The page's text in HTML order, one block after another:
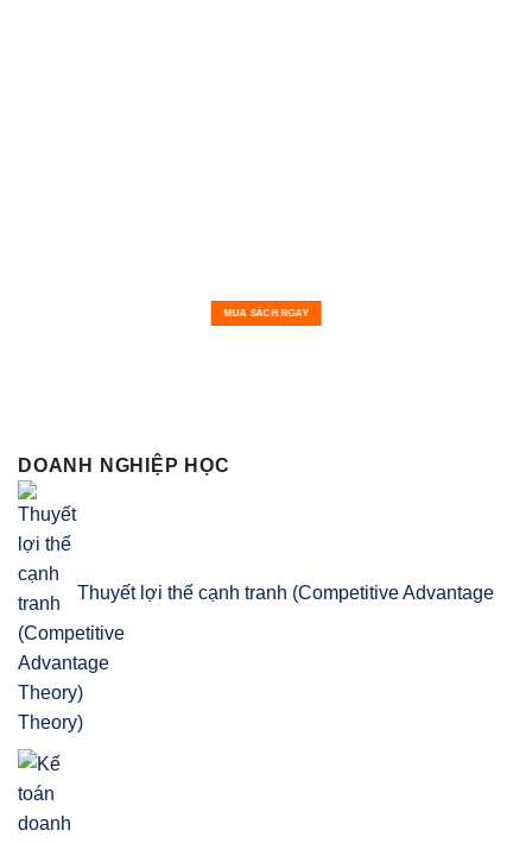
MUA SÁCH NGAY
DOANH NGHIỆP HỌC
Thuyết lợi thế cạnh tranh (Competitive Advantage
Theory)